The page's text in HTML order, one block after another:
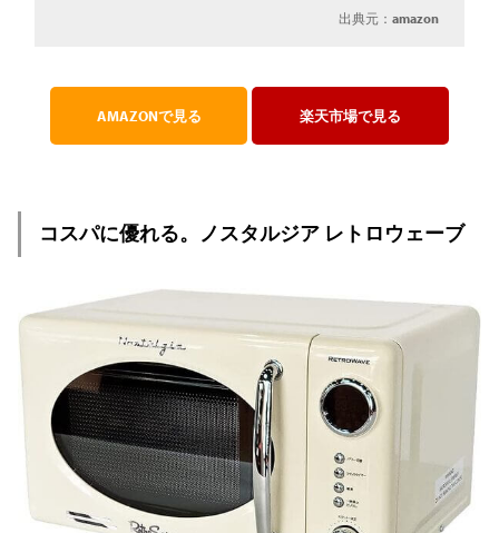
出典元：amazon
AMAZONで見る 楽天市場で見る
コスパに優れる。ノスタルジア レトロウェーブ